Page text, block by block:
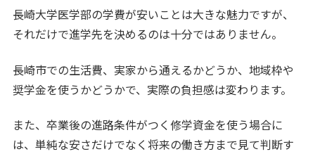
長崎大学医学部の学費が安いことは大きな魅力ですが、
それだけで進学先を決めるのは十分ではありません。
長崎市での生活費、実家から通えるかどうか、地域枠や
奨学金を使うかどうかで、実際の負担感は変わります。
また、卒業後の進路条件がつく修学資金を使う場合に
は、単純な安さだけでなく将来の働き方まで見て判断す